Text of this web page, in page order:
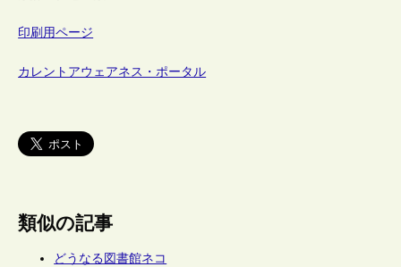
印刷用ページ
カレントアウェアネス・ポータル
類似の記事
どうなる図書館ネコ